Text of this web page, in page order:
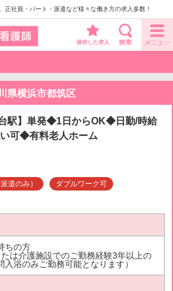
正社員・パート・派遣など様々な働き方の求人多数！
保存した求人
県横浜市都筑区
台駅】単発◆1日からOK◆日勤/時給
可◆有料老人ホーム
遣のみ） ダブルワーク可
ちの方
は介護施設でのご勤務経験3年以上の
浴のみご勤務可能となります）